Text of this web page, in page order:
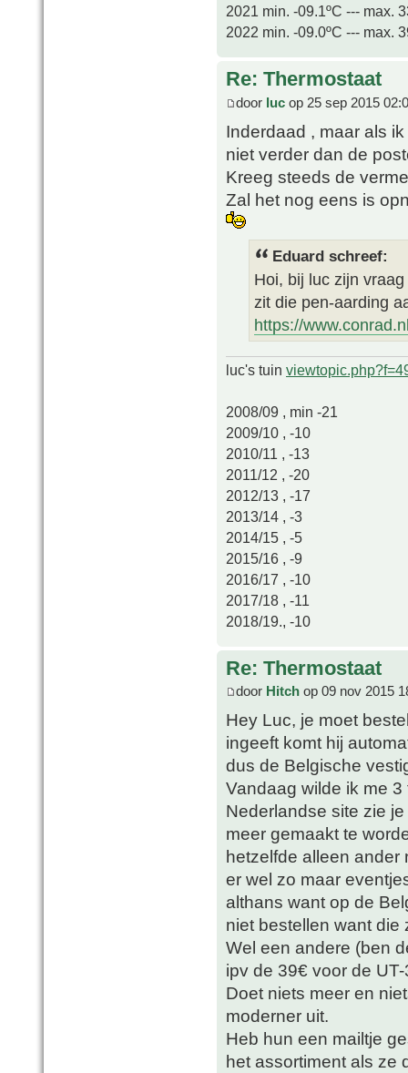
2021 min. -09.1ºC --- max.
2022 min. -09.0ºC --- max.
Re: Thermostaat
door luc op 25 sep 2015
Inderdaad , maar als
niet verder dan de
Kreeg steeds de
Zal het nog eens is
Eduard schreef:
Hoi, bij luc zijn
zit die pen-aarding
https://
luc's tuin
2008/09 , min -21
2009/10 , -10
2010/11 , -13
2011/12 , -20
2012/13 , -17
2013/14 , -3
2014/15 , -5
2015/16 , -9
2016/17 , -10
2017/18 , -11
2018/19., -10
Re: Thermostaat
door Hitch op 09 nov 2015
Hey Luc, je moet
ingeeft komt hij
dus de Belgische
Vandaag wilde ik me
Nederlandse site zie
meer gemaakt te
hetzelfde alleen ander
er wel zo maar
althans want op de
niet bestellen want die
Wel een andere (ben
ipv de 39€ voor de
Doet niets meer en
moderner uit.
Heb hun een mailtje
het assortiment als ze